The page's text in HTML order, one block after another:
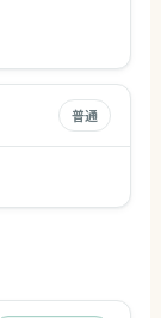
普通